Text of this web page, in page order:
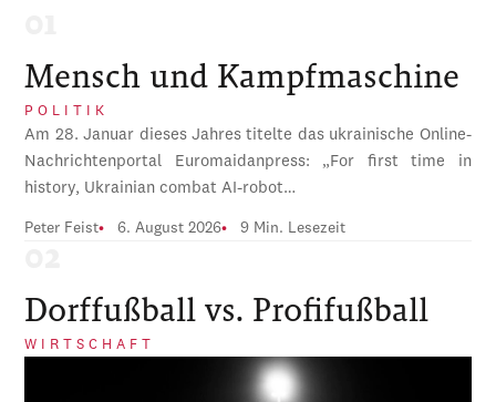
Mensch und Kampfmaschine
POLITIK
Am 28. Januar dieses Jahres titelte das ukrainische Online-
Nachrichtenportal Euromaidanpress: „For first time in
history, Ukrainian combat AI-robot…
Peter Feist 6. August 2026 9 Min. Lesezeit
Dorffußball vs. Profifußball
WIRTSCHAFT